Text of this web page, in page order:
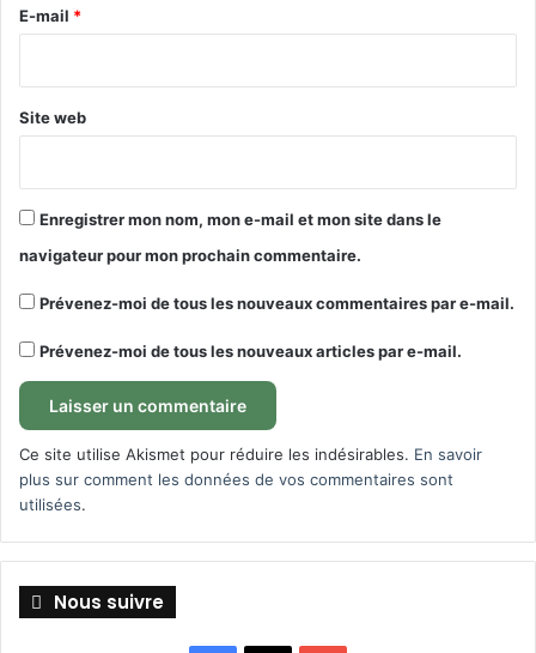
e
E-mail *
Site web
Enregistrer mon nom, mon e-mail et mon site dans le
navigateur pour mon prochain commentaire.
Prévenez-moi de tous les nouveaux commentaires par e-mail.
Prévenez-moi de tous les nouveaux articles par e-mail.
Ce site utilise Akismet pour réduire les indésirables. En savoir
plus sur comment les données de vos commentaires sont
utilisées.
Nous suivre